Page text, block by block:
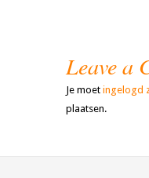
Leave a
Je moet ingelogd
plaatsen.